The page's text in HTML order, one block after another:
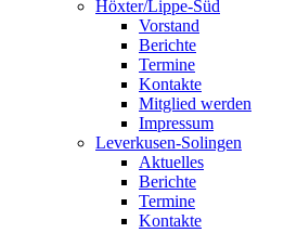
Höxter/Lippe-Süd
Vorstand
Berichte
Termine
Kontakte
Mitglied werden
Impressum
Leverkusen-Solingen
Aktuelles
Berichte
Termine
Kontakte